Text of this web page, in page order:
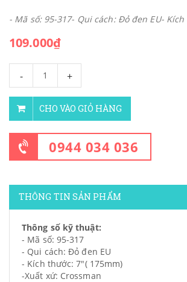
- Mã số: 95-317- Qui cách: Đỏ đen EU-
109.000₫
- +
CHO VÀO GIỎ HÀNG
0944 034 036
THÔNG TIN SẢN PHẨM
Thông số kỹ thuật:
- Mã số: 95-317
- Qui cách: Đỏ đen EU
- Kích thước: 7"( 175mm)
-Xuất xứ: Crossman